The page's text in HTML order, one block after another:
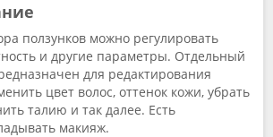
ползунков можно регулировать
и другие параметры. Отдельный
для редактирования
цвет волос, оттенок кожи, убрать
талию и так далее. Есть
макияж.